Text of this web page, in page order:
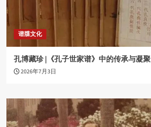
谱牒文化
孔博藏珍 |《孔子世家谱》中的传承与凝聚
2026年7月3日